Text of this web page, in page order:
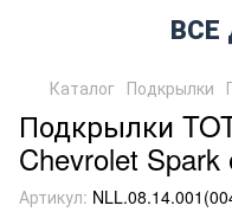
ВСЕ
Каталог Подкрылки
Подкрылки
Chevrolet
Артикул: